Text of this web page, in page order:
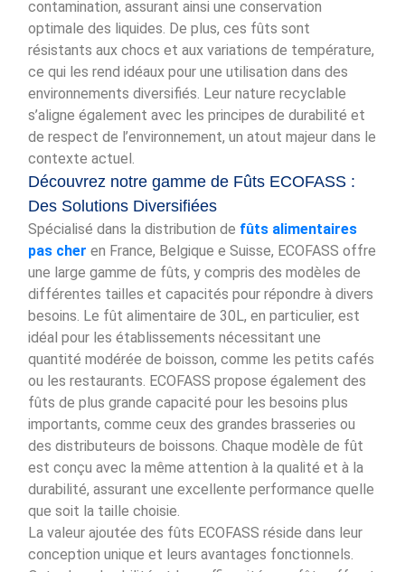
contamination, assurant ainsi une conservation
optimale des liquides. De plus, ces fûts sont
résistants aux chocs et aux variations de température,
ce qui les rend idéaux pour une utilisation dans des
environnements diversifiés. Leur nature recyclable
s’aligne également avec les principes de durabilité et
de respect de l’environnement, un atout majeur dans le
contexte actuel.
Découvrez notre gamme de Fûts ECOFASS :
Des Solutions Diversifiées
Spécialisé dans la distribution de fûts alimentaires
pas cheren France, Belgique e Suisse, ECOFASS offre
une large gamme de fûts, y compris des modèles de
différentes tailles et capacités pour répondre à divers
besoins. Le fût alimentaire de 30L, en particulier, est
idéal pour les établissements nécessitant une
quantité modérée de boisson, comme les petits cafés
ou les restaurants. ECOFASS propose également des
fûts de plus grande capacité pour les besoins plus
importants, comme ceux des grandes brasseries ou
des distributeurs de boissons. Chaque modèle de fût
est conçu avec la même attention à la qualité et à la
durabilité, assurant une excellente performance quelle
que soit la taille choisie.
La valeur ajoutée des fûts ECOFASS réside dans leur
conception unique et leurs avantages fonctionnels.